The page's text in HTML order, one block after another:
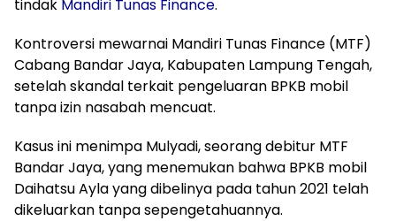
tindak Mandiri Tunas Finance.
Kontroversi mewarnai Mandiri Tunas Finance (MTF)
Cabang Bandar Jaya, Kabupaten Lampung Tengah,
setelah skandal terkait pengeluaran BPKB mobil
tanpa izin nasabah mencuat.
Kasus ini menimpa Mulyadi, seorang debitur MTF
Bandar Jaya, yang menemukan bahwa BPKB mobil
Daihatsu Ayla yang dibelinya pada tahun 2021 telah
dikeluarkan tanpa sepengetahuannya.